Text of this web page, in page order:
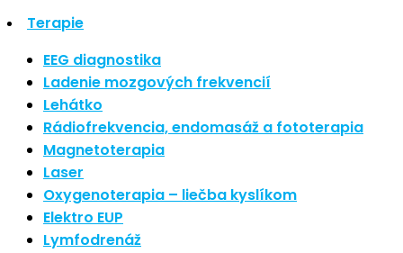
Terapie
EEG diagnostika
Ladenie mozgových frekvencií
Lehátko
Rádiofrekvencia, endomasáž a fototerapia
Magnetoterapia
Laser
Oxygenoterapia – liečba kyslíkom
Elektro EUP
Lymfodrenáž
Najnovšie články
Nové polarizované svetlo
So psoriázou netreba žiť
Rozšírenie služieb
Hudba a vývoj mozgu
Najnovšie komentáre
Žiadne komentáre na zobrazenie.
Archív